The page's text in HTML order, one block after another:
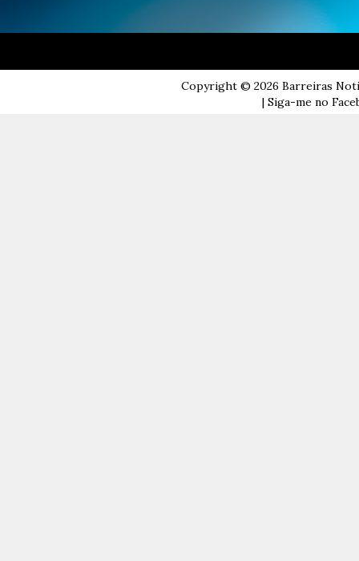
Copyright © 2026 Barreiras
| Siga-me no